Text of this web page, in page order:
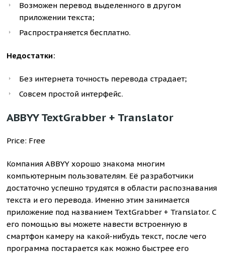
Возможен перевод выделенного в другом
приложении текста;
Распространяется бесплатно.
Недостатки:
Без интернета точность перевода страдает;
Совсем простой интерфейс.
ABBYY TextGrabber + Translator
Price: Free
Компания ABBYY хорошо знакома многим
компьютерным пользователям. Её разработчики
достаточно успешно трудятся в области распознавания
текста и его перевода. Именно этим занимается
приложение под названием TextGrabber + Translator. С
его помощью вы можете навести встроенную в
смартфон камеру на какой-нибудь текст, после чего
программа постарается как можно быстрее его